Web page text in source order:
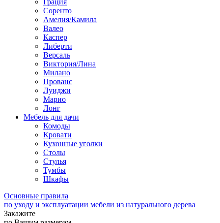
Грация
Соренто
Амелия/Камила
Валео
Каспер
Либерти
Версаль
Виктория/Лина
Милано
Прованс
Луиджи
Марио
Лонг
Мебель для дачи
Комоды
Кровати
Кухонные уголки
Столы
Стулья
Тумбы
Шкафы
Основные правила
по уходу и эксплуатации мебели из натурального дерева
Закажите